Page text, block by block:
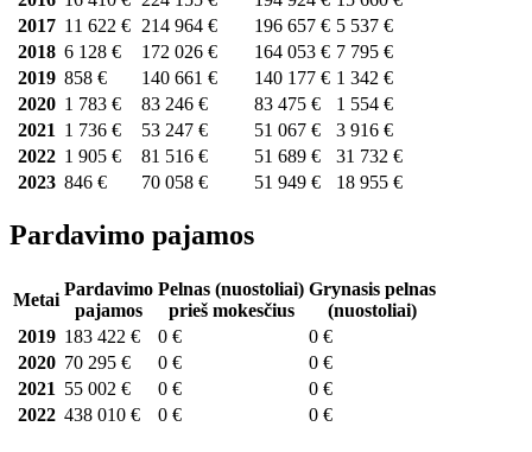
2017 11 622 € 214 964 € 196 657 € 5 537 €
2018 6 128 € 172 026 € 164 053 € 7 795 €
2019 858 € 140 661 € 140 177 € 1 342 €
2020 1 783 € 83 246 € 83 475 €
1 554 €
2021 1 736 € 53 247 € 51 067 €
3 916 €
2022 1 905 € 81 516 € 51 689 €
31 732 €
2023 846 € 70 058 € 51 949 € 18 955 €
Pardavimo pajamos
Metai
Pardavimo
pajamos
Pelnas (nuostoliai)
prieš mokesčius
Grynasis pelnas
(nuostoliai)
2019 183 422 € 0 €
0 €
2020 70 295 € 0 €
0 €
2021 55 002 € 0 €
0 €
2022 438 010 € 0 € 0 €